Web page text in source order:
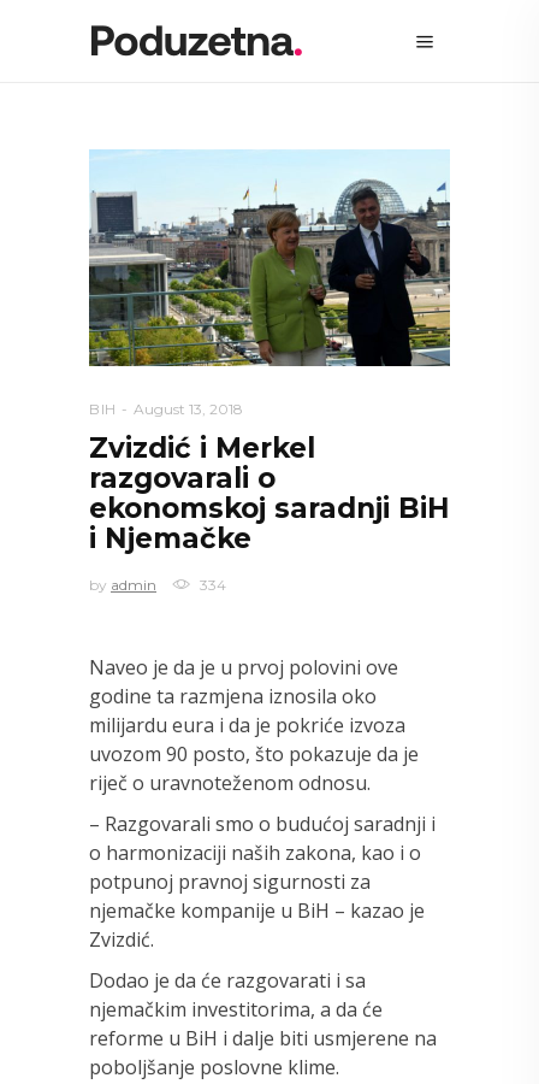
BIH August 13, 2018
Zvizdić i Merkel
razgovarali o
ekonomskoj saradnji BiH
i Njemačke
by admin 334
Naveo je da je u prvoj polovini ove
godine ta razmjena iznosila oko
milijardu eura i da je pokriće izvoza
uvozom 90 posto, što pokazuje da je
riječ o uravnoteženom odnosu.
– Razgovarali smo o budućoj saradnji i
o harmonizaciji naših zakona, kao i o
potpunoj pravnoj sigurnosti za
njemačke kompanije u BiH – kazao je
Zvizdić.
Dodao je da će razgovarati i sa
njemačkim investitorima, a da će
reforme u BiH i dalje biti usmjerene na
poboljšanje poslovne klime.